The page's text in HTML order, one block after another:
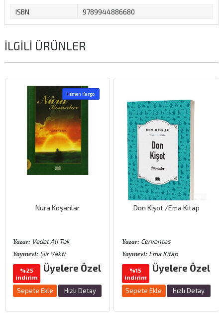
ISBN 9789944886680
İLGILI ÜRÜNLER
Hemen Kargo
Nura Koşanlar
Yazar: Vedat Ali Tok
Yayınevi: Şiir Vakti
%25
indirim
Üyelere Özel
Sepete Ekle Hızlı Detay
Don Kişot /Ema Kitap
Yazar:Cervantes
Yayınevi:Ema Kitap
%15
indirim
Üyelere Özel
Sepete Ekle Hızlı Detay